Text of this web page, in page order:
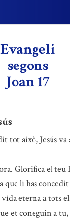
Evangeli
segons
Joan 17
tot això, Jesús va
Glorifica el teu
que li has
eterna a tots
et coneguin a tu,